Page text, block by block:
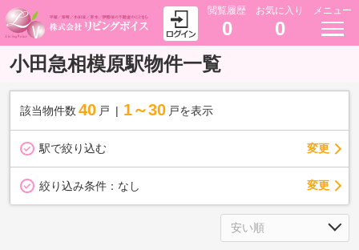
閲覧履歴
0
お気に入り
0
メニュー
小田急相模原駅物件一覧
該当物件数 40 戸 1～30 戸を表示
駅で絞り込む 変更
絞り込み条件： なし 変更